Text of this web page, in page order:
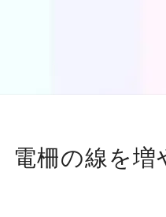
電柵の線を増